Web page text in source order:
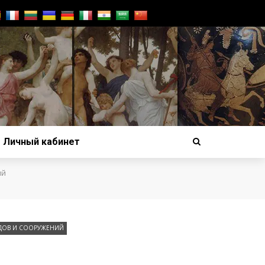
Личный кабинет
И СООРУЖЕНИЙ